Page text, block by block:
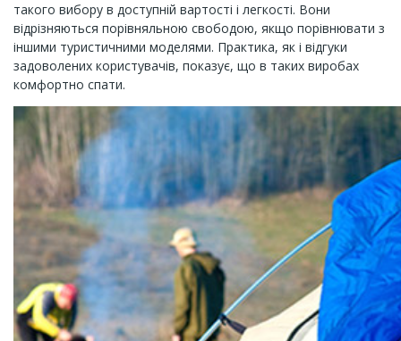
такого вибору в доступній вартості і легкості. Вони
відрізняються порівняльною свободою, якщо порівнювати з
іншими туристичними моделями. Практика, як і відгуки
задоволених користувачів, показує, що в таких виробах
комфортно спати.